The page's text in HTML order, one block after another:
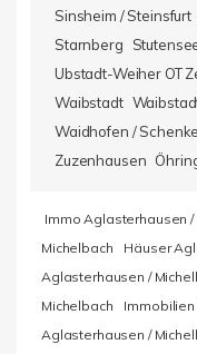
Sinsheim / Steinsfurt
Starnberg
Ubstadt-Weiher OT
Waibstadt
Waidhofen /
Zuzenhausen
Immo Aglasterhausen /
Michelbach
Häuser
Aglasterhausen /
Michelbach
Aglasterhausen /